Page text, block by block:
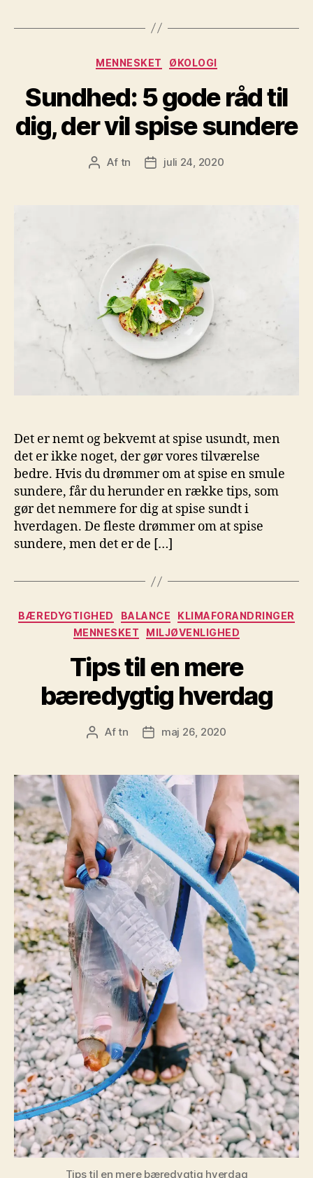
Kategorier
MENNESKET ØKOLOGI
Sundhed: 5 gode råd til
dig, der vil spise sundere
Indlægsforfatter
Af tn Indlægsdato
juli 24, 2020
Det er nemt og bekvemt at spise usundt, men
det er ikke noget, der gør vores tilværelse
bedre. Hvis du drømmer om at spise en smule
sundere, får du herunder en række tips, som
gør det nemmere for dig at spise sundt i
hverdagen. De fleste drømmer om at spise
sundere, men det er de […]
Kategorier
BÆREDYGTIGHED BALANCE
KLIMAFORANDRINGER
MENNESKET
MILJØVENLIGHED
Tips til en mere
bæredygtig hverdag
Indlægsforfatter
Aftn Indlægsdato
maj 26, 2020
Tips til en mere bæredygtig hverdag